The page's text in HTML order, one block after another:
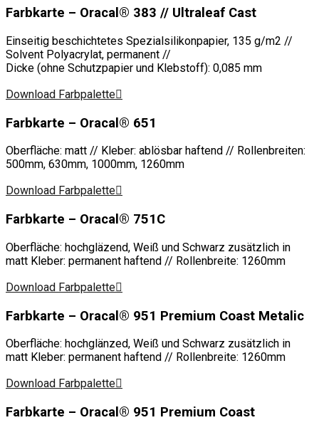
Farbkarte – Oracal® 383 // Ultraleaf Cast
Einseitig beschichtetes Spezialsilikonpapier, 135 g/m2 //
Solvent Polyacrylat, permanent //
Dicke (ohne Schutzpapier und Klebstoff): 0,085 mm
Download Farbpalette
Farbkarte – Oracal® 651
Oberfläche: matt // Kleber: ablösbar haftend // Rollenbreiten:
500mm, 630mm, 1000mm, 1260mm
Download Farbpalette
Farbkarte – Oracal® 751C
Oberfläche: hochgläzend, Weiß und Schwarz zusätzlich in
matt Kleber: permanent haftend // Rollenbreite: 1260mm
Download Farbpalette
Farbkarte – Oracal® 951 Premium Coast Metalic
Oberfläche: hochglänzed, Weiß und Schwarz zusätzlich in
matt Kleber: permanent haftend // Rollenbreite: 1260mm
Download Farbpalette
Farbkarte – Oracal® 951 Premium Coast